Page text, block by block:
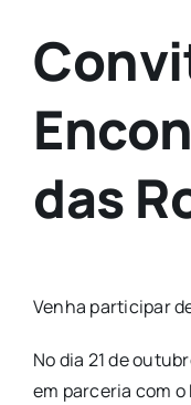
das
Venha participar
No dia 21 de
em parceria com